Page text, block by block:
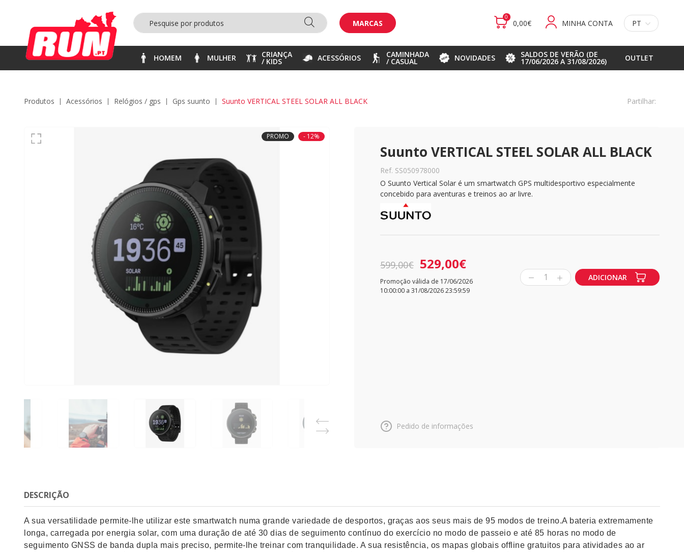
MARCAS
0
0,00€ MINHA CONTA PT
HOMEM MULHER CRIANÇA
/ KIDS ACESSÓRIOS CAMINHADA
/ CASUAL NOVIDADES SALDOS DE VERÃO (DE
17/06/2026 A 31/08/2026) OUTLET
Produtos acessórios relógios / gps gps suunto Suunto VERTICAL STEEL SOLAR ALL BLACK Partilhar:
PROMO - 12%
Suunto VERTICAL STEEL SOLAR ALL BLACK
Ref. SS050978000
O Suunto Vertical Solar é um smartwatch GPS multidesportivo especialmente
concebido para aventuras e treinos ao ar livre.
599,00€ 529,00€
Promoção válida de 17/06/2026
10:00:00 a 31/08/2026 23:59:59
1 ADICIONAR
Pedido de informações
DESCRIÇÃO
A sua versatilidade permite-lhe utilizar este smartwatch numa grande variedade de desportos, graças aos seus mais de 95 modos de treino.A bateria extremamente
longa, carregada por energia solar, com uma duração de até 30 dias de seguimento contínuo do exercício no modo de passeio e até 85 horas no modo de
seguimento GNSS de banda dupla mais preciso, permite-lhe treinar com tranquilidade. A sua resistência, os mapas globais offline gratuitos para atividades ao ar